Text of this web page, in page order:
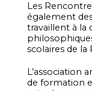
Les
également
travaillent à la
scolaires de la
L’association
de formation